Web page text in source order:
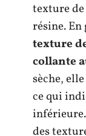
texture
résine. En
texture
collante
sèche,
ce qui
des